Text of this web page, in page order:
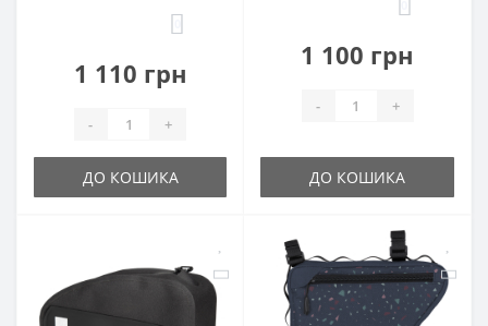
1 110 грн
- +
ДО КОШИКА
1 100 грн
- +
ДО КОШИКА